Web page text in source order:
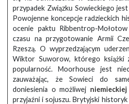
przypadek Związku Sowieckiego
Powojenne koncepcje radzieckich
ocenie paktu Ribbentrop-
czasu na przygotowanie Armii
Rzeszą. O wyprzedzającym
Wiktor Suworow, którego książki
popularność. Moorhouse jest
zauważając, że Sowieci do
doniesienia o możliwej
przyjaźni i sojuszu. Brytyjski historyk